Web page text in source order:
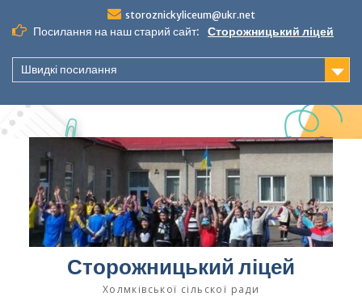
до
вмісту
storoznickyliceum@ukr.net
Посилання на наш старий сайт: Сторожницький ліцей
Швидкі посилання
Сторожницький ліцей
Холмківської сільскої ради